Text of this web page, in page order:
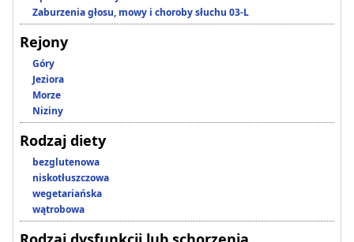
Zaburzenia głosu, mowy i choroby słuchu 03-L
Rejony
Góry
Jeziora
Morze
Niziny
Rodzaj diety
bezglutenowa
niskotłuszczowa
wegetariańska
wątrobowa